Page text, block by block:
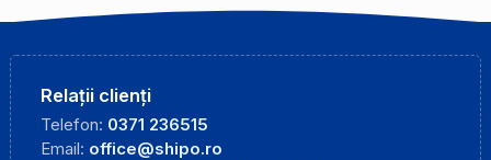
Relații clienți
Telefon: 0371 236515
Email: office@shipo.ro